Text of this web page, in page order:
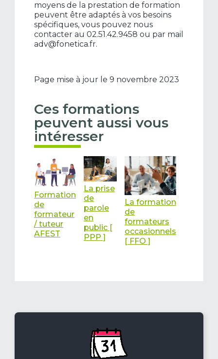
moyens de la prestation de formation
peuvent être adaptés à vos besoins
spécifiques, vous pouvez nous
contacter au 02.51.42.9458 ou par mail
adv@fonetica.fr.
Page mise à jour le 9 novembre 2023
Ces formations
peuvent aussi vous
intéresser
Formation
de
formateur
/ tuteur
AFEST
La prise
de
parole
en
public [
PPP ]
La formation
de
formateurs
occasionnels
[ FFO ]